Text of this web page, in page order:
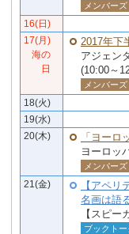
メンバー
16(日)
17(月)
海の
日
2017年下
アジェン
(10:00～
メンバー
18(火)
19(水)
20(木)
「ヨーロ
ヨーロッ
メンバー
21(金)
【アペリ
名画は語
【スピ
ブックトー